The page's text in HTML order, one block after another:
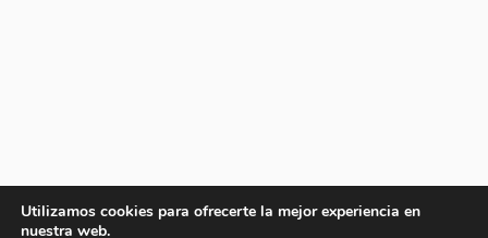
Utilizamos cookies para ofrecerte la mejor experiencia en
nuestra web.